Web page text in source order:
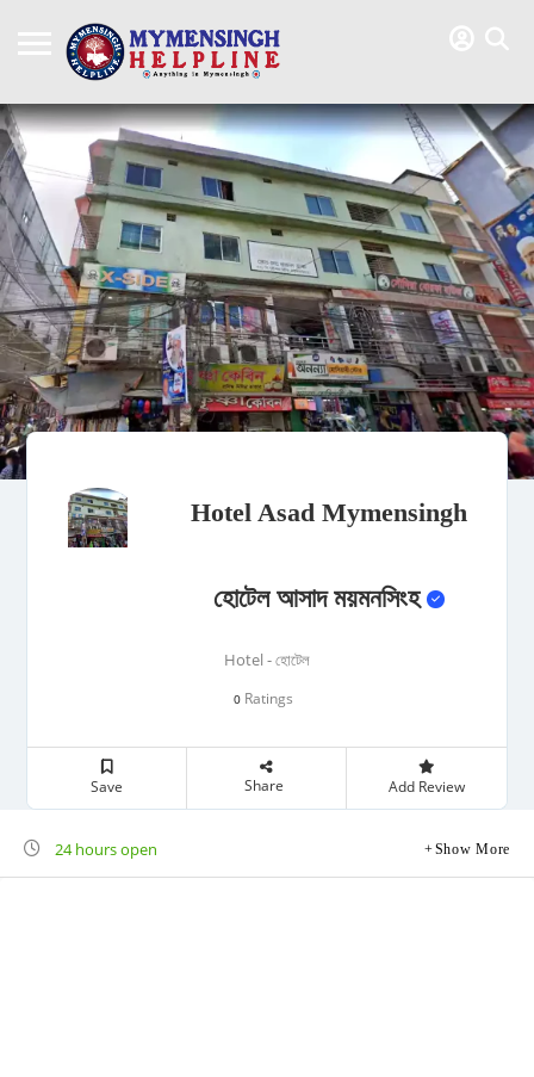
Hotel Asad Mymensingh
হোটেল আসাদ ময়মনসিংহ
Hotel - হোটেল
0 Ratings
Save Share Add Review
24 hours open Show More